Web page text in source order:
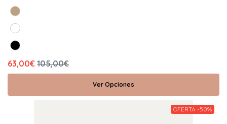
63,00€ 105,00€
Ver Opciones
OFERTA -50%